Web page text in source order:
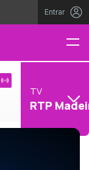
Entrar
TV
RTP